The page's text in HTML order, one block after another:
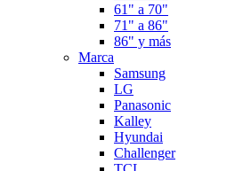
61" a 70"
71" a 86"
86" y más
Marca
Samsung
LG
Panasonic
Kalley
Hyundai
Challenger